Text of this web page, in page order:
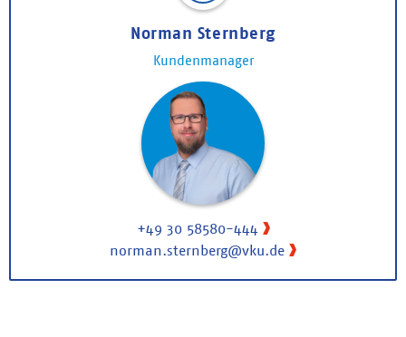
Norman Sternberg
Kundenmanager
+49 30 58580-444
norman.sternberg@vku.de